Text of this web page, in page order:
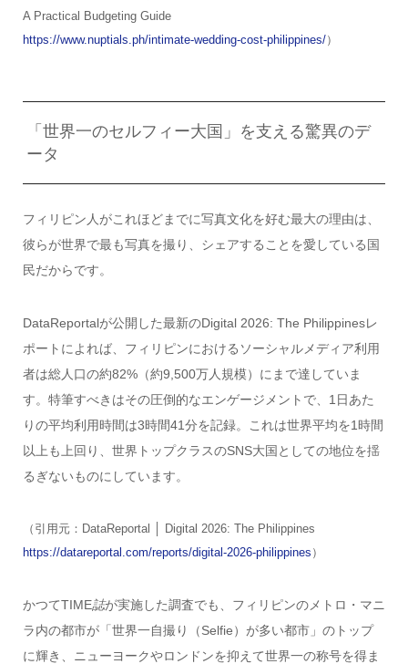
A Practical Budgeting Guide
https://www.nuptials.ph/intimate-wedding-cost-philippines/）
「世界一のセルフィー大国」を支える驚異のデ
ータ
フィリピン人がこれほどまでに写真文化を好む最大の理由は、
彼らが世界で最も写真を撮り、シェアすることを愛している国
民だからです。
DataReportalが公開した最新のDigital 2026: The Philippinesレ
ポートによれば、フィリピンにおけるソーシャルメディア利用
者は総人口の約82%（約9,500万人規模）にまで達していま
す。特筆すべきはその圧倒的なエンゲージメントで、1日あた
りの平均利用時間は3時間41分を記録。これは世界平均を1時間
以上も上回り、世界トップクラスのSNS大国としての地位を揺
るぎないものにしています。
（引用元：DataReportal │ Digital 2026: The Philippines
https://datareportal.com/reports/digital-2026-philippines ）
かつてTIME誌が実施した調査でも、フィリピンのメトロ・マニ
ラ内の都市が「世界一自撮り（Selfie）が多い都市」のトップ
に輝き、ニューヨークやロンドンを抑えて世界一の称号を得ま